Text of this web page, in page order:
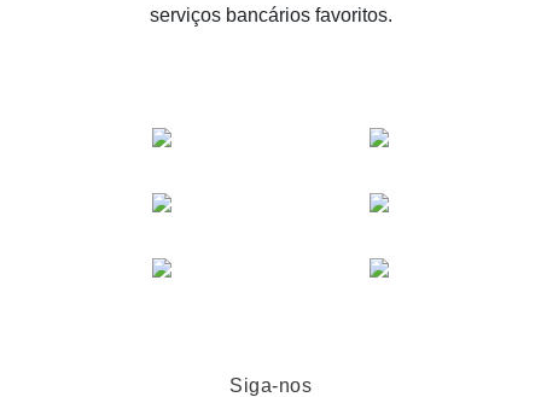
serviços bancários favoritos.
Siga-nos